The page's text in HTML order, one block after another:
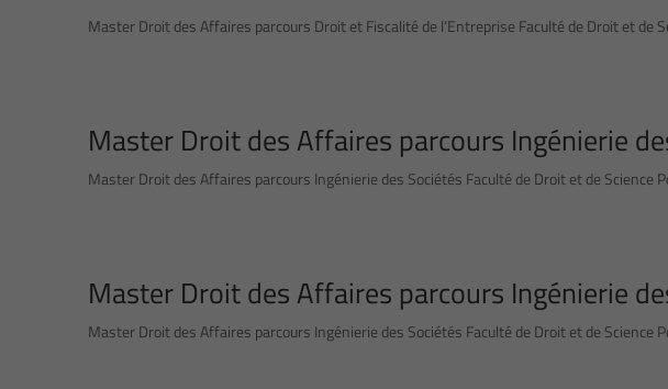
Master Droit des Affaires parcours Droit et Fiscalité de l’Entreprise Faculté de Droit et de
Master Droit des Affaires parcours Ingénierie
Master Droit des Affaires parcours Ingénierie des Sociétés Faculté de Droit et de Science
Master Droit des Affaires parcours Ingénierie
Master Droit des Affaires parcours Ingénierie des Sociétés Faculté de Droit et de Science